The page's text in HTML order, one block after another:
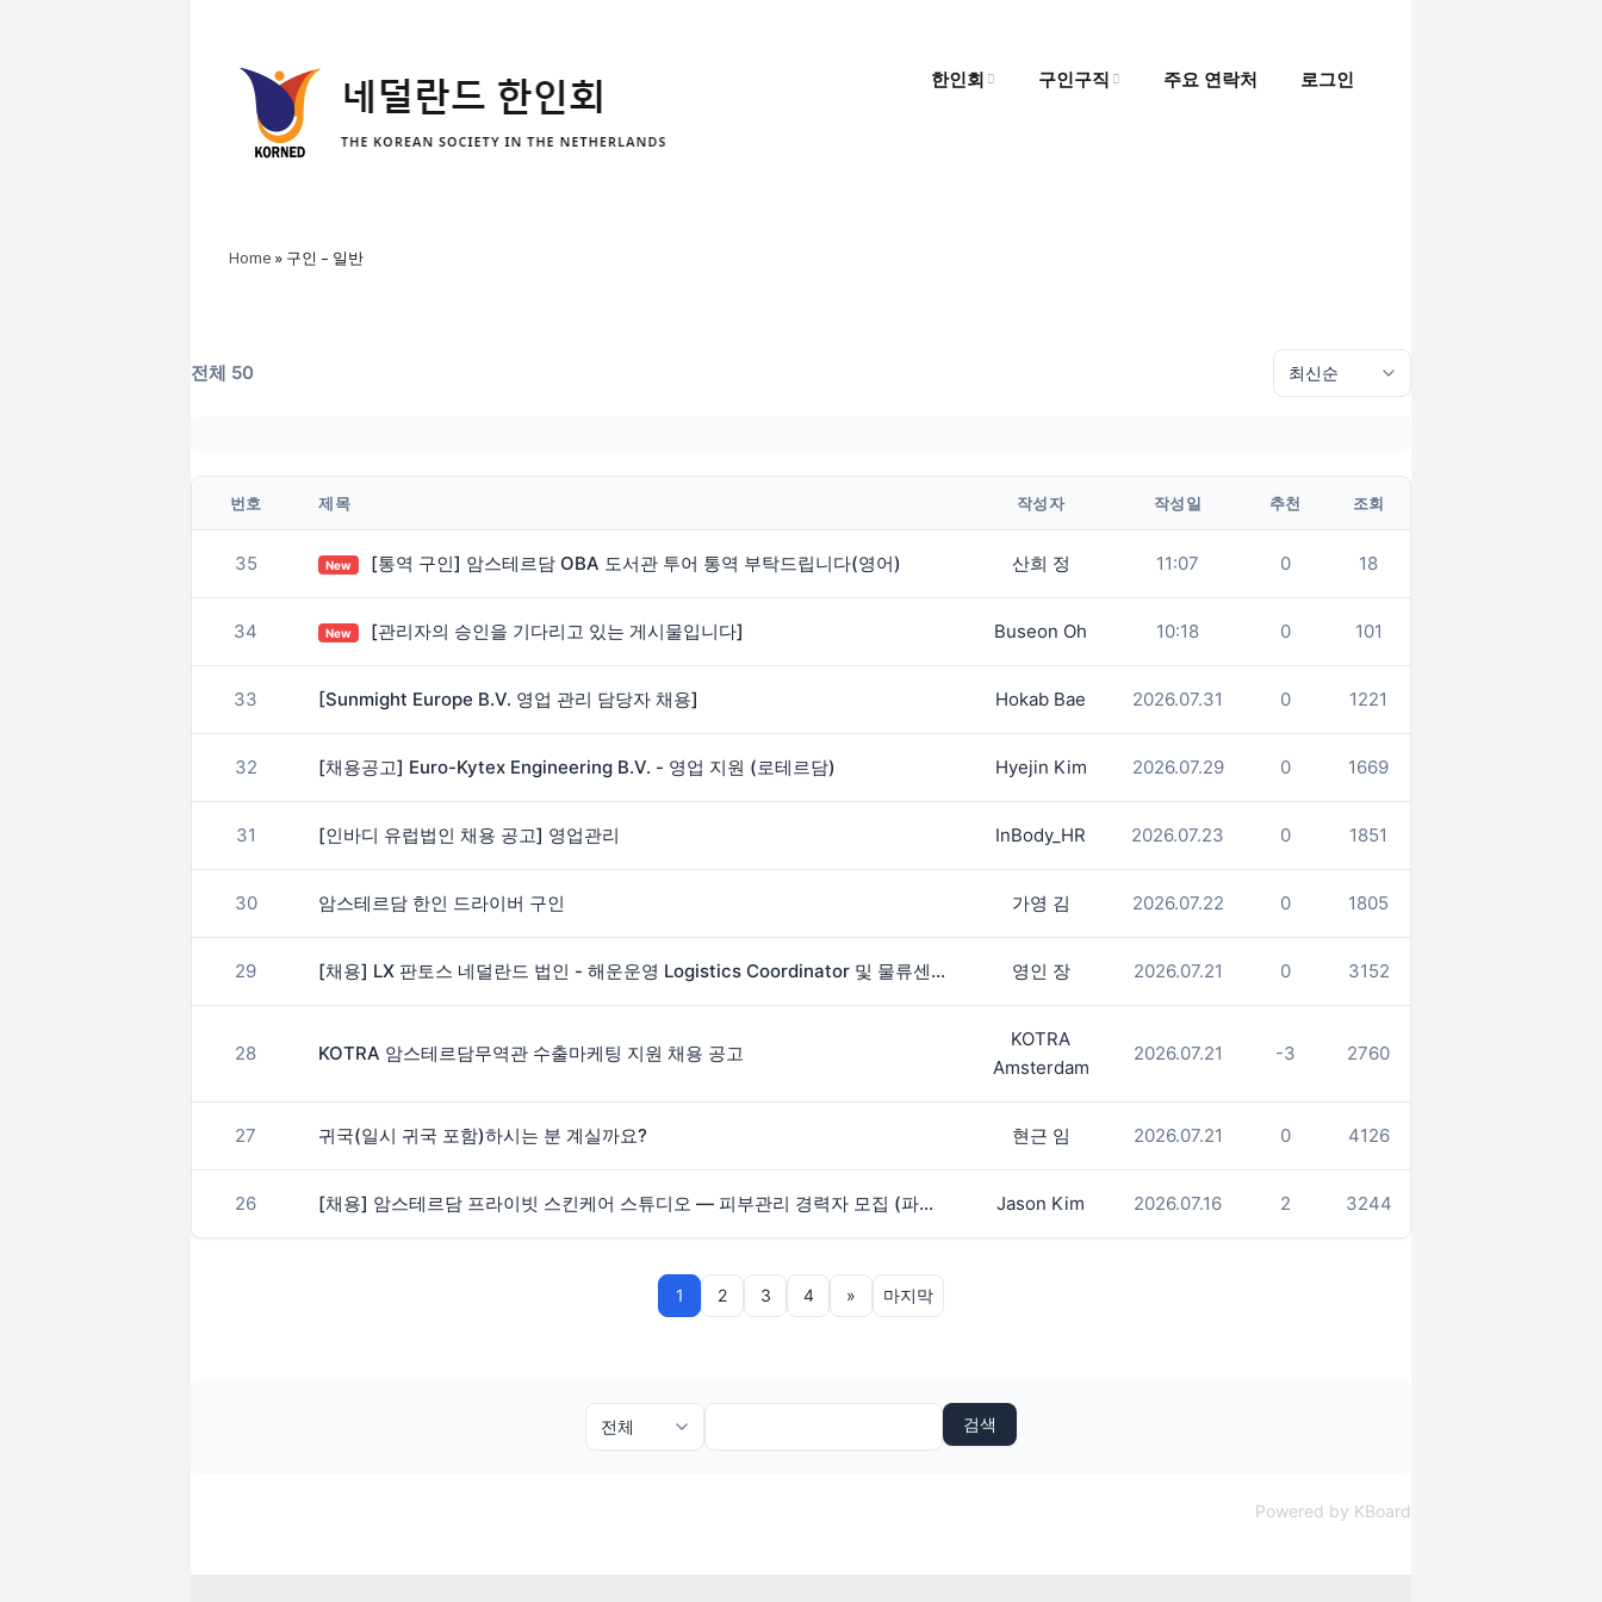
한인회 구인구직 주요 연락처 로그인
Home » 구인 – 일반
전체 50
번호 제목 작성자 작성일 추천 조회
35 New [통역 구인] 암스테르담 OBA 도서관 투어 통역 부탁드립니다(영어) 산희 정 11:07 0 18
34 New [관리자의 승인을 기다리고 있는 게시물입니다] Buseon Oh 10:18 0 101
33 [Sunmight Europe B.V. 영업 관리 담당자 채용] Hokab Bae 2026.07.31 0 1221
32 [채용공고] Euro-Kytex Engineering B.V. - 영업 지원 (로테르담) Hyejin Kim 2026.07.29 0 1669
31 [인바디 유럽법인 채용 공고] 영업관리 InBody_HR 2026.07.23 0 1851
30 암스테르담 한인 드라이버 구인 가영 김 2026.07.22 0 1805
29 [채용] LX 판토스 네덜란드 법인 - 해운운영 Logistics Coordinator 및 물류센터 Logistics Planner 모집 안내 영인 장 2026.07.21 0 3152
28 KOTRA 암스테르담무역관 수출마케팅 지원 채용 공고
KOTRA
Amsterdam
2026.07.21 -3 2760
27 귀국(일시 귀국 포함)하시는 분 계실까요? 현근 임 2026.07.21 0 4126
26 [채용] 암스테르담 프라이빗 스킨케어 스튜디오 — 피부관리 경력자 모집 (파트타임·교육 지원) Jason Kim 2026.07.16 2 3244
1 2 3 4 » 마지막
검색
Powered by KBoard